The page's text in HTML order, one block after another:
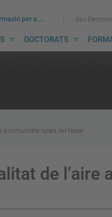
per a... Seu
DOCTORATS
a comunitats rurals del Nepal
de l’aire